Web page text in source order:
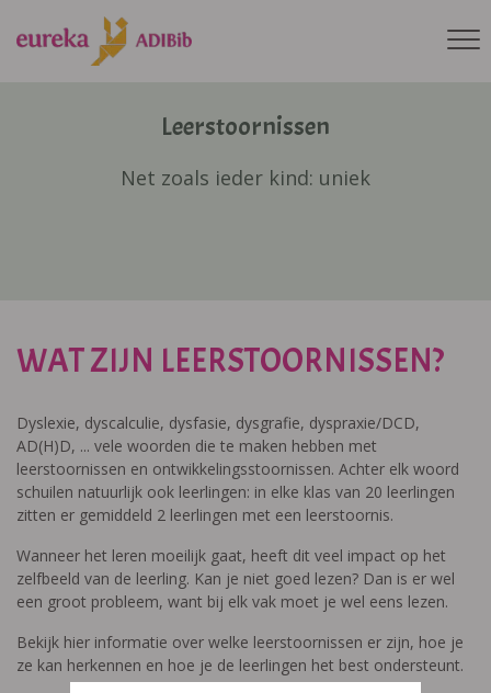
Leerstoornissen
Net zoals ieder kind: uniek
WAT ZIJN LEERSTOORNISSEN?
Dyslexie, dyscalculie, dysfasie, dysgrafie, dyspraxie/DCD,
AD(H)D, ... vele woorden die te maken hebben met
leerstoornissen en ontwikkelingsstoornissen. Achter elk woord
schuilen natuurlijk ook leerlingen: in elke klas van 20 leerlingen
zitten er gemiddeld 2 leerlingen met een leerstoornis.
Wanneer het leren moeilijk gaat, heeft dit veel impact op het
zelfbeeld van de leerling. Kan je niet goed lezen? Dan is er wel
een groot probleem, want bij elk vak moet je wel eens lezen.
Bekijk hier informatie over welke leerstoornissen er zijn, hoe je
ze kan herkennen en hoe je de leerlingen het best ondersteunt.